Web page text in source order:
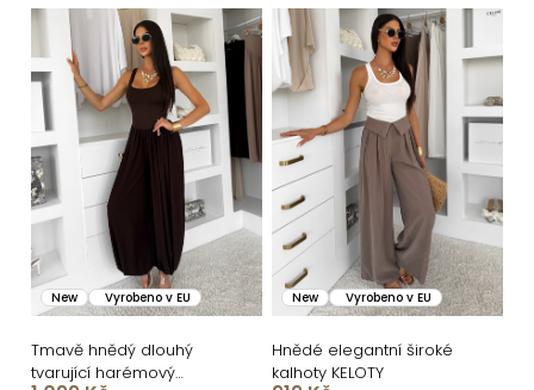
n
í
p
o
d
u
k
t
ů
V
ý
p
i
s
p
r
o
d
u
New Vyrobeno v EU
Tmavě hnědý dlouhý
tvarující harémový
New Vyrobeno v EU
Hnědé elegantní široké
kalhoty KELOTY